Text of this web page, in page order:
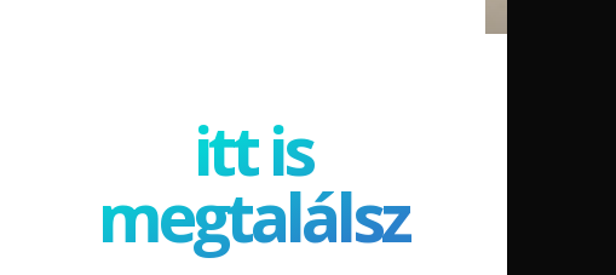
itt is
megtalálsz